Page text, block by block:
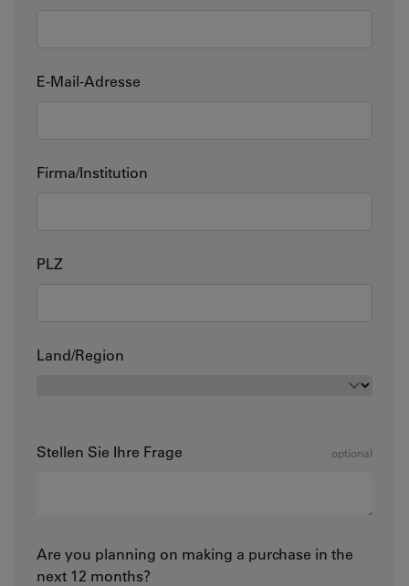
E-Mail-Adresse
Firma/Institution
PLZ
Land/Region
Stellen Sie Ihre Frage optional
Are you planning on making a purchase in the
next 12 months?